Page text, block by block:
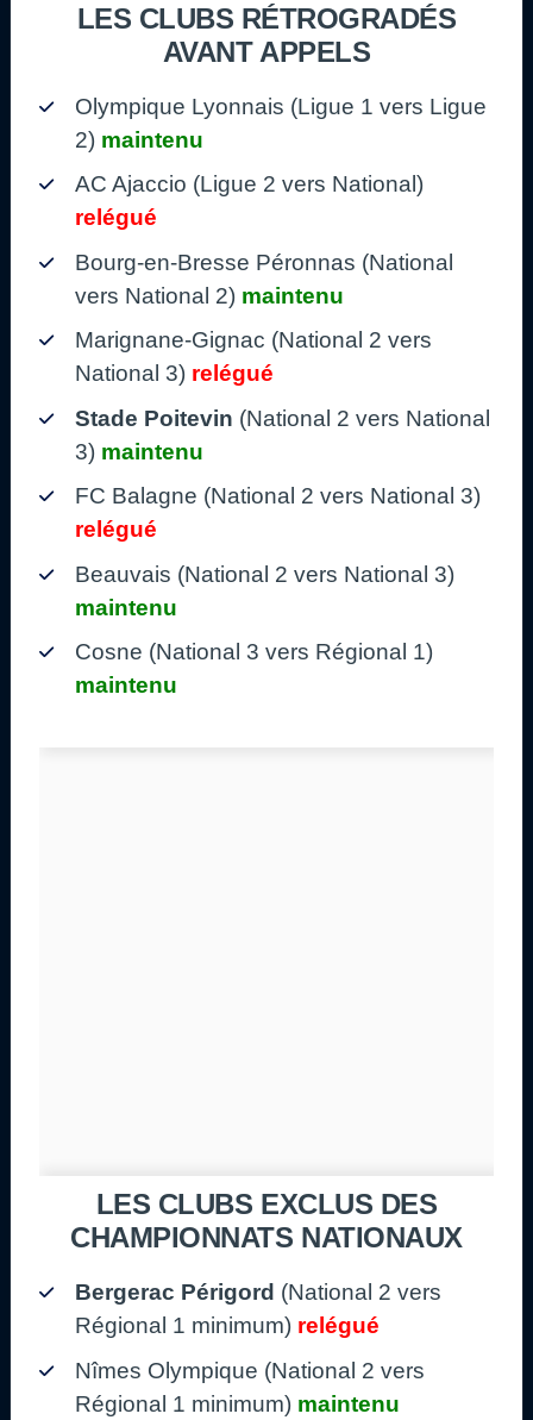
LES CLUBS RÉTROGRADÉS
AVANT APPELS
Olympique Lyonnais (Ligue 1 vers Ligue
2) maintenu
AC Ajaccio (Ligue 2 vers National)
relégué
Bourg-en-Bresse Péronnas (National
vers National 2) maintenu
Marignane-Gignac (National 2 vers
National 3) relégué
Stade Poitevin (National 2 vers National
3) maintenu
FC Balagne (National 2 vers National 3)
relégué
Beauvais (National 2 vers National 3)
maintenu
Cosne (National 3 vers Régional 1)
maintenu
LES CLUBS EXCLUS DES
CHAMPIONNATS NATIONAUX
Bergerac Périgord (National 2 vers
Régional 1 minimum) relégué
Nîmes Olympique (National 2 vers
Régional 1 minimum) maintenu